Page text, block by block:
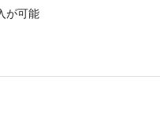
が可能